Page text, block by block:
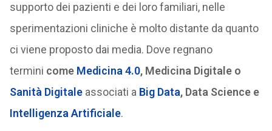
supporto dei pazienti e dei loro familiari, nelle
sperimentazioni cliniche è molto distante da quanto
ci viene proposto dai media. Dove regnano
termini comeMedicina 4.0, Medicina Digitale o
Sanità Digitaleassociati a Big Data, Data Science e
Intelligenza Artificiale.